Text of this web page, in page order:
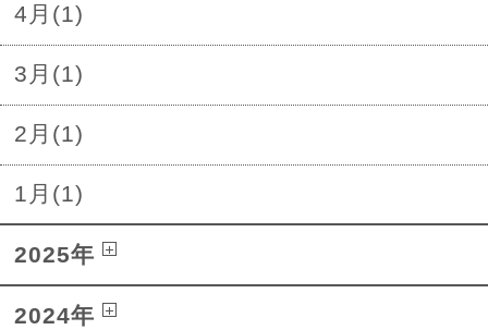
4月(1)
3月(1)
2月(1)
1月(1)
2025年
2024年